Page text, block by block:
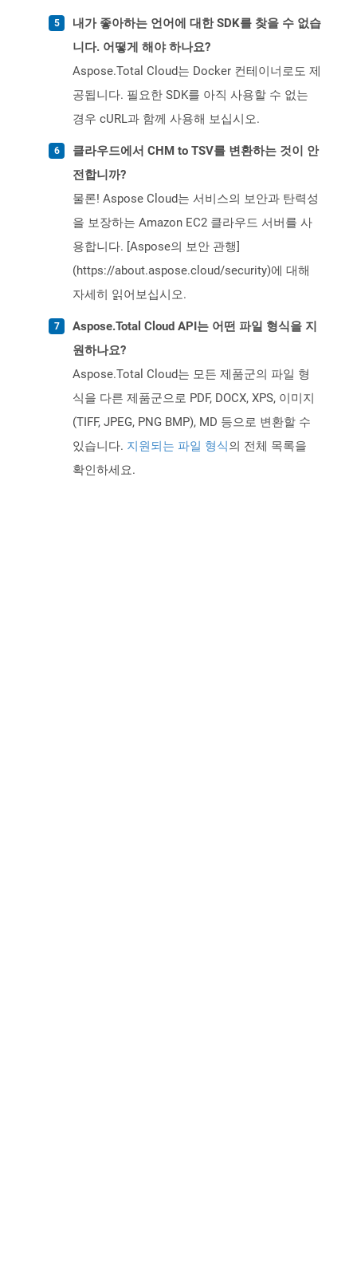
내가 좋아하는 언어에 대한 SDK를 찾을 수 없습
니다. 어떻게 해야 하나요?
Aspose.Total Cloud는 Docker 컨테이너로도 제
공됩니다. 필요한 SDK를 아직 사용할 수 없는
경우 cURL과 함께 사용해 보십시오.
클라우드에서 CHM to TSV를 변환하는 것이 안
전합니까?
물론! Aspose Cloud는 서비스의 보안과 탄력성
을 보장하는 Amazon EC2 클라우드 서버를 사
용합니다. [Aspose의 보안 관행]
(https://about.aspose.cloud/security)에 대해
자세히 읽어보십시오.
Aspose.Total Cloud API는 어떤 파일 형식을 지
원하나요?
Aspose.Total Cloud는 모든 제품군의 파일 형
식을 다른 제품군으로 PDF, DOCX, XPS, 이미지
(TIFF, JPEG, PNG BMP), MD 등으로 변환할 수
있습니다. 지원되는 파일 형식의 전체 목록을
확인하세요.